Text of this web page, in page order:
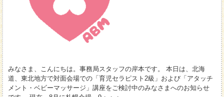
みなさま、こんにちは。事務局スタッフの岸本です。 本日は、北海
道、東北地方で対面会場での「育児セラピスト2級」および「アタッチ
メント・ベビーマッサージ」講座をご検討中のみなさまへのお知らせ